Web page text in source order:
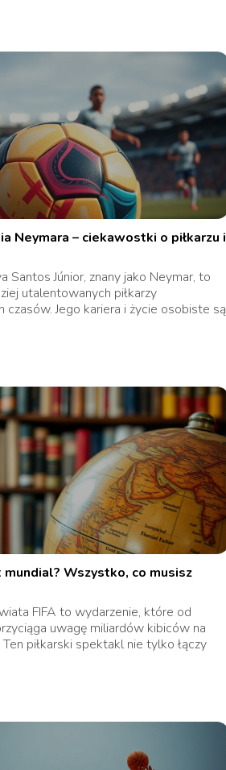
Neymara – ciekawostki o piłkarzu i
Santos Júnior, znany jako Neymar, to
utalentowanych piłkarzy
czasów. Jego kariera i życie osobiste są
Wszystko, co musisz
FIFA to wydarzenie, które od
uwagę miliardów kibiców na
piłkarski spektakl nie tylko łączy